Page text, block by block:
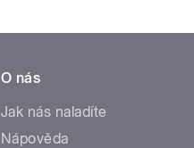
O nás
Jak nás naladíte
Nápověda